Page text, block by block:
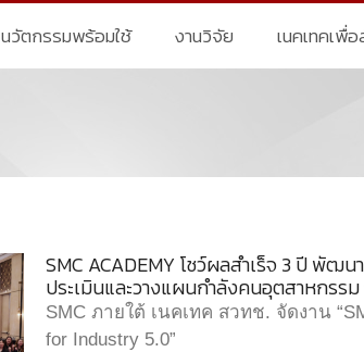
นวัตกรรมพร้อมใช้ งานวิจัย เนคเทคเพื่
SMC ACADEMY โชว์ผลสำเร็จ 3 ปี พั
ประเมินและวางแผนกำลังคนอุตสาหกรร
SMC ภายใต้ เนคเทค สวทช. จัดงาน
for Industry 5.0”